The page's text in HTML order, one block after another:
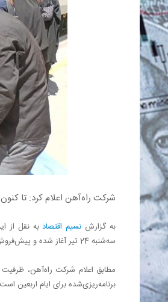
شرکت راه‌آهن اعلام کرد: تا کنون 70 درصد بلیت قطارهای اربعین به فروش رسیده است.
به گزارش نسیم اقتصاد
سه‌شنبه 24 تیر آغاز شده و پیش‌فروش بلیت همه محورها از طریق سکوی اینترنتی www.raja.ir و سایر سکوهای مجاز به انجام می‌رسد.
برنامه‌ریزی‌شده برای ایام اربعین